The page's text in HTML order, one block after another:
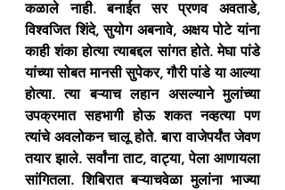
कळाले नाही. बनाईत सर प्रणव अवताडे,
विश्वजित शिंदे, सुयोग अबनावे, अक्षय पोटे यांना
काही शंका होत्या त्याबद्दल सांगत होते. मेघा पांडे
यांच्या सोबत मानसी सुपेकर, गौरी पांडे या आल्या
होत्या. त्या बऱ्याच लहान असल्याने मुलांच्या
उपक्रमात सहभागी होऊ शकत नव्हत्या पण
त्यांचे अवलोकन चालू होते. बारा वाजेपर्यंत जेवण
तयार झाले. सर्वांना ताट, वाट्या, पेला आणायला
सांगितला. शिबिरात बऱ्याचवेळा मुलांना भाज्या